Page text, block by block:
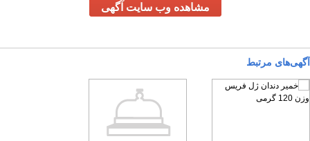
مشاهده وب سایت آگهی
آگهی‌های مرتبط